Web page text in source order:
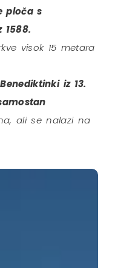
ploča s
visok 15 metara
iz 13.
ali se nalazi na